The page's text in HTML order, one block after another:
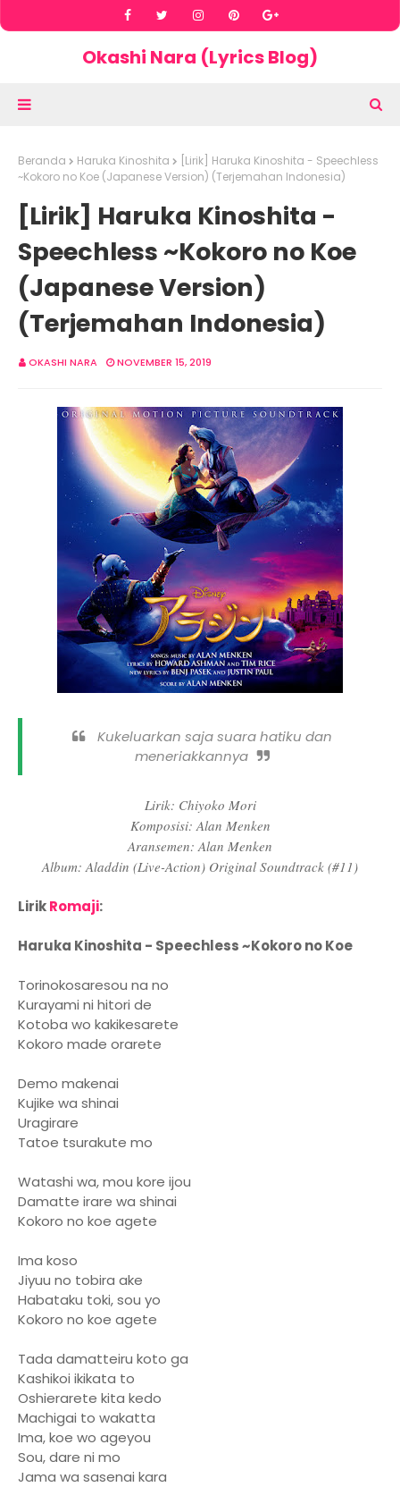
Okashi Nara (Lyrics Blog)
Beranda Haruka Kinoshita
[Lirik] Haruka Kinoshita - Speechless
~Kokoro no Koe (Japanese Version) (Terjemahan Indonesia)
[Lirik] Haruka Kinoshita -
Speechless ~Kokoro no Koe
(Japanese Version)
(Terjemahan Indonesia)
OKASHI NARA NOVEMBER 15, 2019
Kukeluarkan saja suara hatiku dan
meneriakkannya
Lirik: Chiyoko Mori
Komposisi: Alan Menken
Aransemen: Alan Menken
Album: Aladdin (Live-Action) Original Soundtrack (#11)
LirikRomaji:
Haruka Kinoshita - Speechless ~Kokoro no Koe
Torinokosaresou na no
Kurayami ni hitori de
Kotoba wo kakikesarete
Kokoro made orarete
Demo makenai
Kujike wa shinai
Uragirare
Tatoe tsurakute mo
Watashi wa, mou kore ijou
Damatte irare wa shinai
Kokoro no koe agete
Ima koso
Jiyuu no tobira ake
Habataku toki, sou yo
Kokoro no koe agete
Tada damatteiru koto ga
Kashikoi ikikata to
Oshierarete kita kedo
Machigai to wakatta
Ima, koe wo ageyou
Sou, dare ni mo
Jama wa sasenai kara